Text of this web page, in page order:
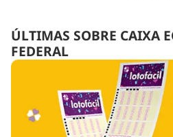
ÚLTIMAS SOBRE CAIXA
FEDERAL